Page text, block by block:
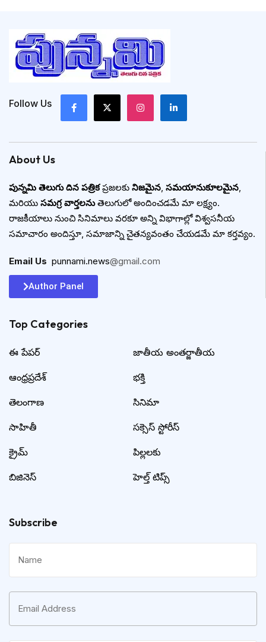
Follow Us
About Us
పున్నమి తెలుగు దిన పత్రికప్రజలకు నిజమైన, సమయానుకూలమైన,
మరియు సమగ్ర వార్తలనుతెలుగులో అందించడమే మా లక్ష్యం.
రాజకీయాలు నుంచి సినిమాలు వరకూ అన్ని విభాగాల్లో విశ్వసనీయ
సమాచారం అందిస్తూ, సమాజాన్ని చైతన్యవంతం చేయడమే మా కర్తవ్యం.
Email Us punnami.news@gmail.com
Author Panel
Top Categories​
ఈ పేపర్
ఆంధ్రప్రదేశ్
తెలంగాణ
సాహితీ
క్రైమ్
బిజినెస్
జాతీయ అంతర్జాతీయ
భక్తి
సినిమా
సక్సెస్ స్టోరీస్
పిల్లలకు
హెల్త్ టిప్స్
Subscribe